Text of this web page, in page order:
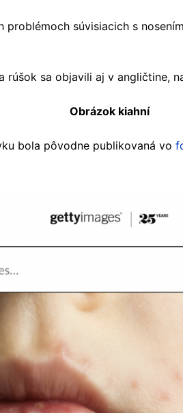
súvisiacich s
rúšok sa objavili aj v angličtine,
Obrázok kiahní
bola pôvodne publikovaná vo